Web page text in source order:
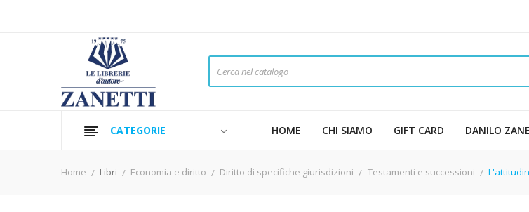
CATEGORIE HOME CHI SIAMO GIFT CARD DANILO
Home Libri Economia e diritto Diritto di specifiche giurisdizioni Testamenti e successioni